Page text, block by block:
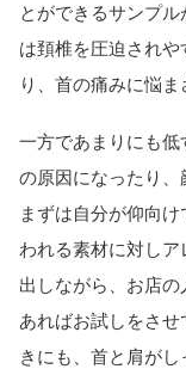
とができるサンプ
は頚椎を圧迫され
り、首の痛みに悩ま
一方であまりにも
の原因になったり、
まずは自分が仰向
われる素材に対し
出しながら、お店
あればお試しをさ
きにも、首と肩が